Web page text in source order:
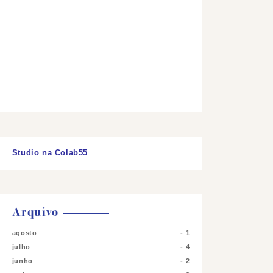
Studio na Colab55
Arquivo
agosto
1
julho
4
junho
2